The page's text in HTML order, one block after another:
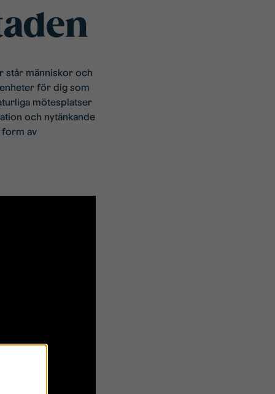
står människor och
för dig som
mötesplatser
och nytänkande
form av